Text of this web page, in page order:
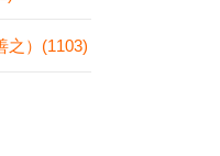
之）(1103)